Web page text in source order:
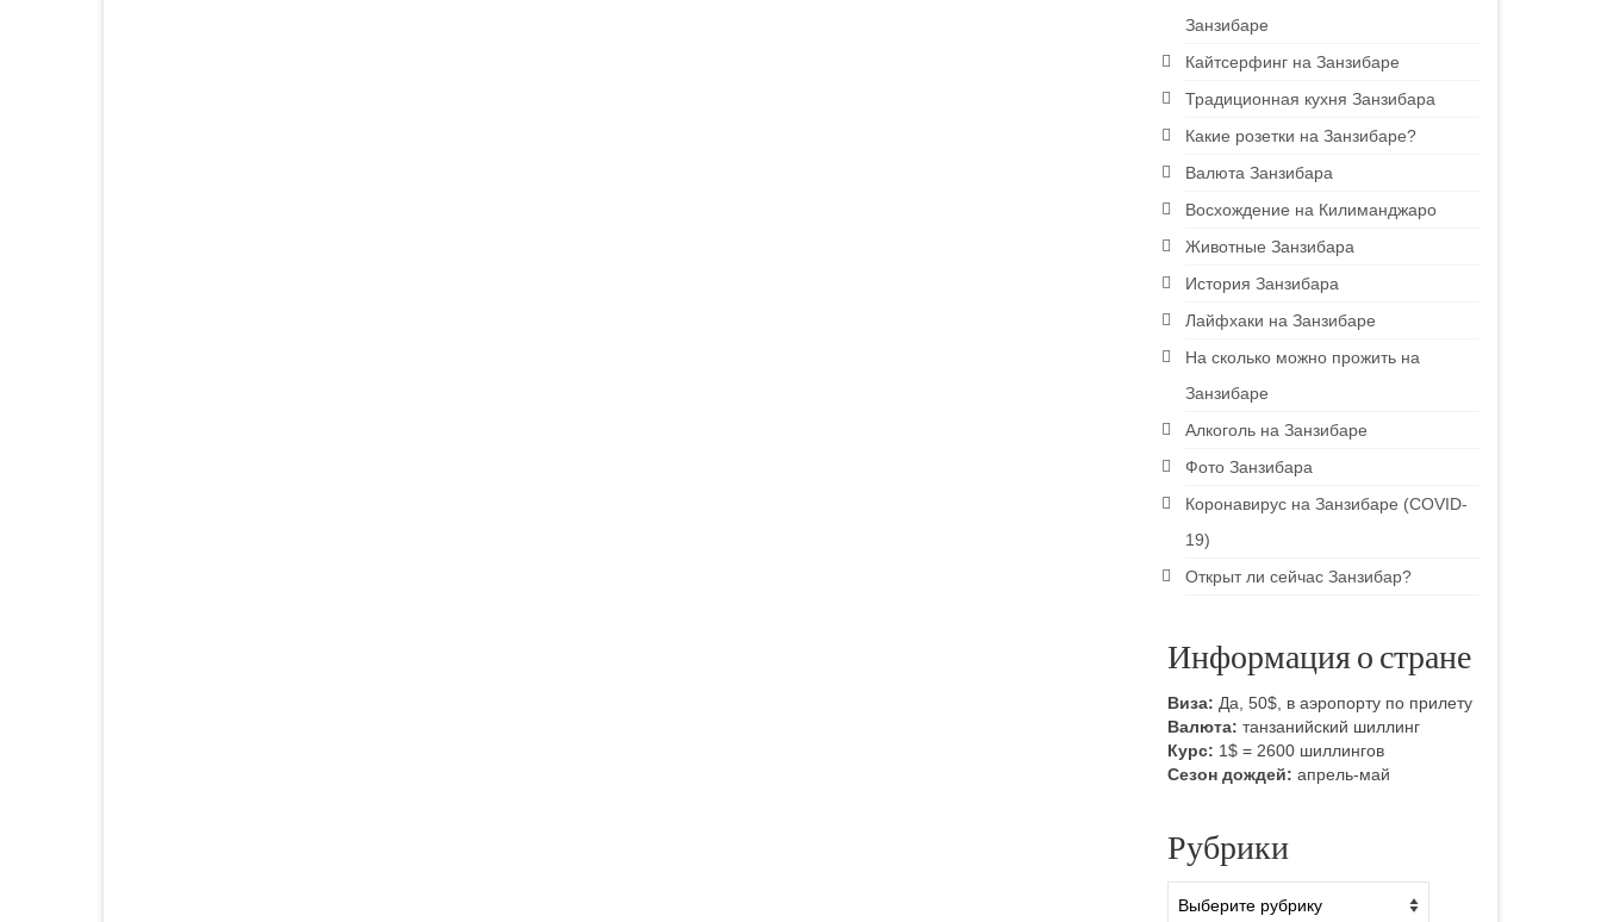
Занзибаре
Кайтсерфинг на Занзибаре
Традиционная кухня Занзибара
Какие розетки на Занзибаре?
Валюта Занзибара
Восхождение на Килиманджаро
Животные Занзибара
История Занзибара
Лайфхаки на Занзибаре
На сколько можно прожить на
Занзибаре
Алкоголь на Занзибаре
Фото Занзибара
Коронавирус на Занзибаре (COVID-
19)
Открыт ли сейчас Занзибар?
Информация о стране
Виза: Да, 50$, в аэропорту по прилету
Валюта: танзанийский шиллинг
Курс: 1$ = 2600 шиллингов
Сезон дождей: апрель-май
Рубрики